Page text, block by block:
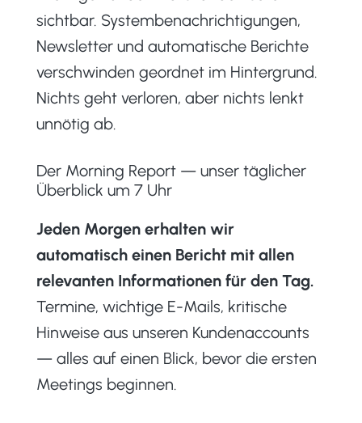
sichtbar. Systembenachrichtigungen,
Newsletter und automatische Berichte
verschwinden geordnet im Hintergrund.
Nichts geht verloren, aber nichts lenkt
unnötig ab.
Der Morning Report — unser täglicher
Überblick um 7 Uhr
Jeden Morgen erhalten wir
automatisch einen Bericht mit allen
relevanten Informationen für den Tag.
Termine, wichtige E-Mails, kritische
Hinweise aus unseren Kundenaccounts
— alles auf einen Blick, bevor die ersten
Meetings beginnen.